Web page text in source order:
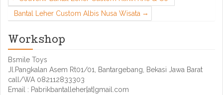
Bantal Leher Custom Albis Nusa Wisata
Workshop
Bsmile Toys
Jl.Pangkalan Asem Rt01/01, Bantargebang, Bekasi Jawa Barat
call/WA 082112833303
Email : Pabrikbantalleher[at]gmail.com